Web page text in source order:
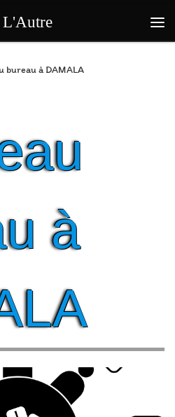
bureau à DAMALA
à